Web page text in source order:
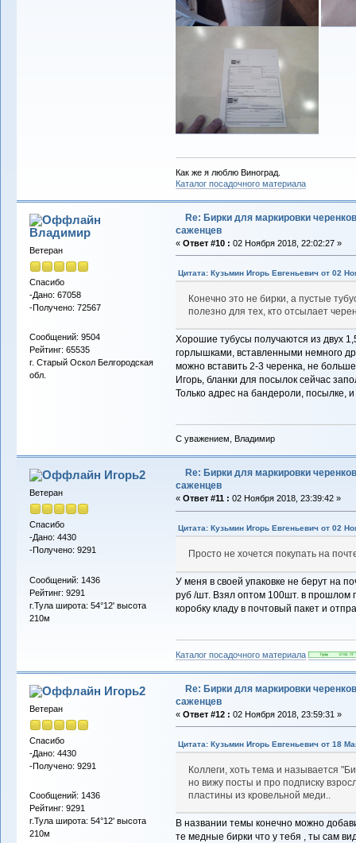
Как же я люблю Виноград.
Каталог посадочного материала
Владимиp
Ветеран
Спасибо
-Дано: 67058
-Получено: 72567
Сообщений: 9504
Рейтинг: 65535
г. Старый Оскол Белгородская
обл.
Re: Бирки для маркировки
саженцев
« Ответ #10 : 02 Ноября 2018, 22:02:27 »
Цитата: Кузьмин Игорь Евгеньевич от 02
Конечно это не бирки, а пустые
полезно для тех, кто отсылает
Хорошие тубусы получаются из двух
горлышками, вставленными немного
можно вставить 2-3 черенка, не
Игорь, бланки для посылок сейчас
Только адрес на бандероли, посылке,
С уважением, Владимир
Игорь2
Ветеран
Спасибо
-Дано: 4430
-Получено: 9291
Сообщений: 1436
Рейтинг: 9291
г.Тула широта: 54°12' высота
210м
Re: Бирки для маркировки
саженцев
« Ответ #11 : 02 Ноября 2018, 23:39:42 »
Цитата: Кузьмин Игорь Евгеньевич от 02
Просто не хочется покупать на
У меня в своей упаковке не берут на
руб /шт. Взял оптом 100шт. в прошлом
коробку кладу в почтовый пакет и
Каталог посадочного материала
Игорь2
Ветеран
Спасибо
-Дано: 4430
-Получено: 9291
Сообщений: 1436
Рейтинг: 9291
г.Тула широта: 54°12' высота
210м
Re: Бирки для маркировки
саженцев
« Ответ #12 : 02 Ноября 2018, 23:59:31 »
Цитата: Кузьмин Игорь Евгеньевич от 18
Коллеги, хоть тема и называется
но вижу посты и про подписку
пластины из кровельной меди..
В названии темы конечно можно
те медные бирки что у тебя , ты сам